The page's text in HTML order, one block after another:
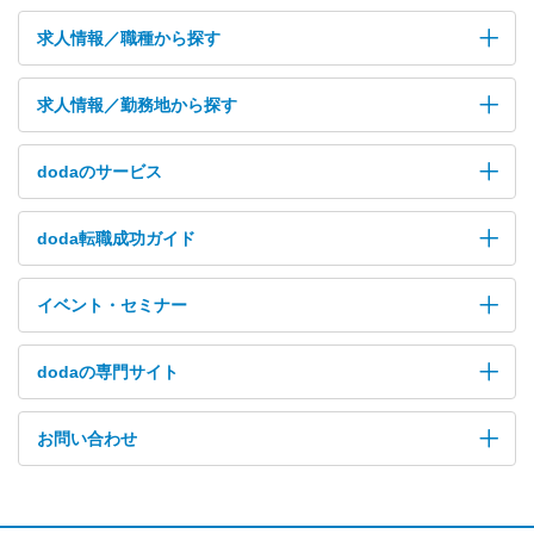
求人情報／職種から探す
求人情報／勤務地から探す
dodaのサービス
doda転職成功ガイド
イベント・セミナー
dodaの専門サイト
お問い合わせ